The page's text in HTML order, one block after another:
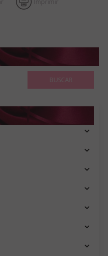
Imprimir